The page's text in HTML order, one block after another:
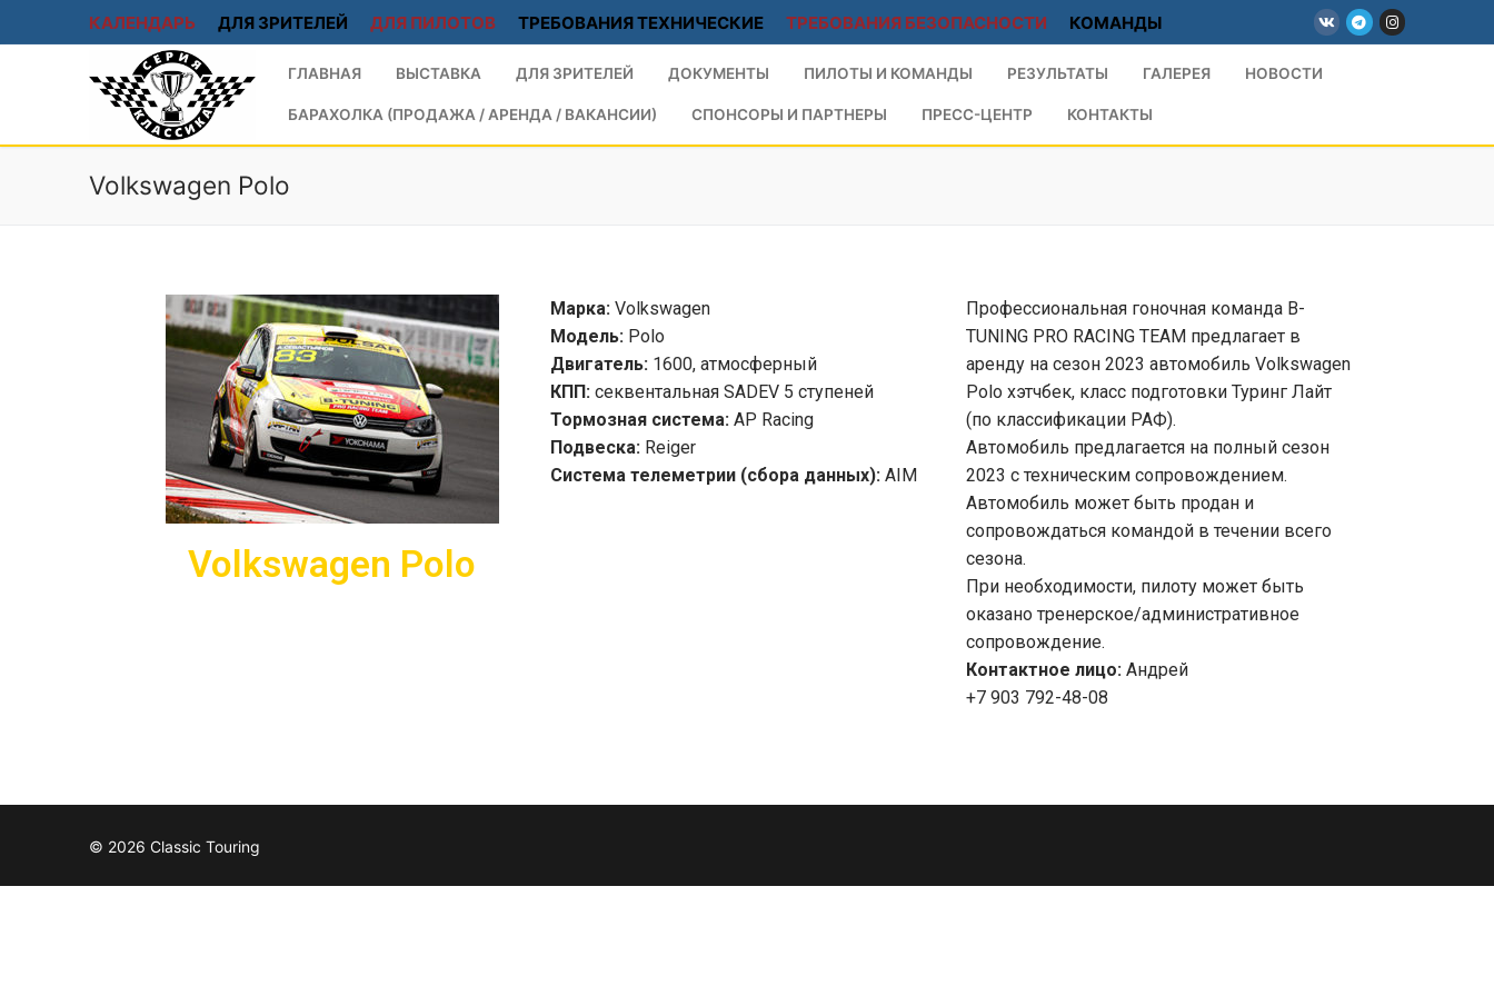
КАЛЕНДАРЬ ДЛЯ ЗРИТЕЛЕЙ ДЛЯ ПИЛОТОВ ТРЕБОВАНИЯ ТЕХНИЧЕСКИЕ ТРЕБОВАНИЯ БЕЗОПАСНОСТИ КОМАНДЫ
ГЛАВНАЯ ВЫСТАВКА ДЛЯ ЗРИТЕЛЕЙ ДОКУМЕНТЫ ПИЛОТЫ И КОМАНДЫ РЕЗУЛЬТАТЫ ГАЛЕРЕЯ НОВОСТИ
БАРАХОЛКА (ПРОДАЖА / АРЕНДА / ВАКАНСИИ) СПОНСОРЫ И ПАРТНЕРЫ ПРЕСС-ЦЕНТР КОНТАКТЫ
Volkswagen Polo
Volkswagen Polo
Марка: Volkswagen
Модель: Polo
Двигатель: 1600, атмосферный
КПП: секвентальная SADEV 5 ступеней
Тормозная система: AP Racing
Подвеска: Reiger
Система телеметрии (сбора данных): AIM
Профессиональная гоночная команда B-
TUNING PRO RACING TEAM предлагает в
аренду на сезон 2023 автомобиль Volkswagen
Polo хэтчбек, класс подготовки Туринг Лайт
(по классификации РАФ).
Автомобиль предлагается на полный сезон
2023 с техническим сопровождением.
Автомобиль может быть продан и
сопровождаться командой в течении всего
сезона.
При необходимости, пилоту может быть
оказано тренерское/административное
сопровождение.
Контактное лицо:Андрей
+7 903 792-48-08
© 2026 Classic Touring